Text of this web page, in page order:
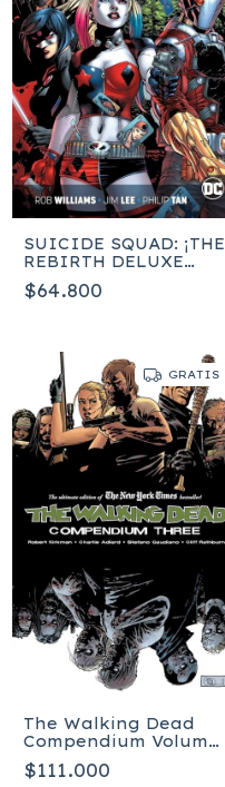
SUICIDE SQUAD: ¡THE
REBIRTH DELUXE
EDITION BOOK 1!
$64.800
GRATIS
The Walking Dead
Compendium Volume
3 - Tapa Blanda
$111.000